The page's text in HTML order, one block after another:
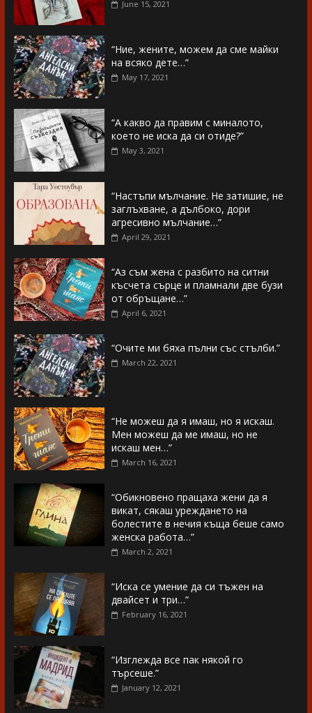
June 15, 2021
“Ние, жените, можем да сме майки
на всяко дете…”
May 17, 2021
“А какво да правим с миналото,
което не иска да си отиде?”
May 3, 2021
“Настъпи мълчание. Не затишие, не
заглъхване, а дълбоко, дори
агресивно мълчание…”
April 29, 2021
“Аз съм жена с разбито на ситни
късчета сърце и пламнали две бузи
от обръщане…”
April 6, 2021
“Очите ми бяха пълни със стълби.”
March 22, 2021
“Не можеш да я имаш, но я искаш.
Мен можеш да ме имаш, но не
искаш мен…”
March 16, 2021
“Обикновено пращаха жени да я
викат, сякаш уреждането на
болестите в нечия къща беше само
женска работа…”
March 2, 2021
“Иска се умение да си тъжен на
двайсет и три…”
February 16, 2021
“Изглежда все пак някой го
търсеше.”
January 12, 2021